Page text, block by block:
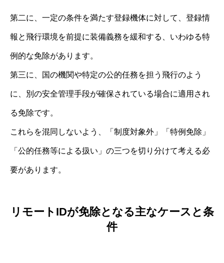
第二に、一定の条件を満たす登録機体に対して、登録情
報と飛行環境を前提に装備義務を緩和する、いわゆる特
例的な免除があります。
第三に、国の機関や特定の公的任務を担う飛行のよう
に、別の安全管理手段が確保されている場合に適用され
る免除です。
これらを混同しないよう、「制度対象外」「特例免除」
「公的任務等による扱い」の三つを切り分けて考える必
要があります。
リモートIDが免除となる主なケースと条
件